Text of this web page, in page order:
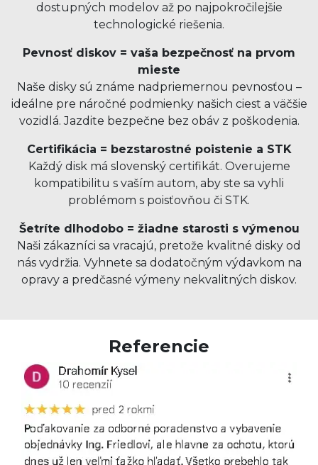
dostupných modelov až po najpokročilejšie
technologické riešenia.
Pevnosť diskov = vaša bezpečnosť na prvom
mieste
Naše disky sú známe nadpriemernou pevnosťou –
ideálne pre náročné podmienky našich ciest a väčšie
vozidlá. Jazdite bezpečne bez obáv z poškodenia.
Certifikácia = bezstarostné poistenie a STK
Každý disk má slovenský certifikát. Overujeme
kompatibilitu s vaším autom, aby ste sa vyhli
problémom s poisťovňou či STK.
Šetríte dlhodobo = žiadne starosti s výmenou
Naši zákazníci sa vracajú, pretože kvalitné disky od
nás vydržia. Vyhnete sa dodatočným výdavkom na
opravy a predčasné výmeny nekvalitných diskov.
Referencie